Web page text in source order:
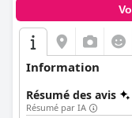
Information
Résumé des avis
Résumé par IA